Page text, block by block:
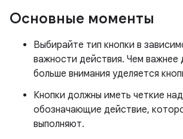
Основные моменты
Выбирайте тип кнопки в
важности действия. Чем важнее
больше внимания уделяется
Кнопки должны иметь четкие
обозначающие действие,
выполняют.